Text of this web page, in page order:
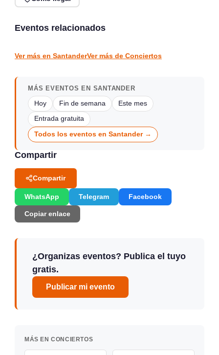
Eventos relacionados
directo en Sarón
Sarón
Ver más en SantanderVer más de Conciertos
MÁS EVENTOS EN SANTANDER
Hoy Fin de semana Este mes
Entrada gratuita
Todos los eventos en Santander →
Compartir
Compartir
WhatsApp Telegram Facebook
Copiar enlace
¿Organizas eventos? Publica el tuyo
gratis.
Publicar mi evento
MÁS EN CONCIERTOS